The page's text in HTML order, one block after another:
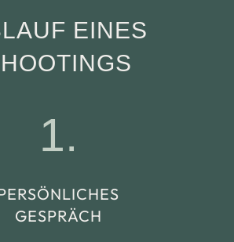
EINES
1.
GE­­SPRÄCH